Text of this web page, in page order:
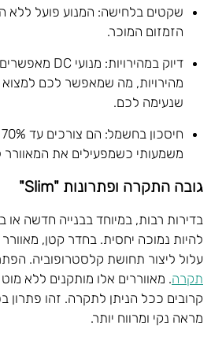
שקטים בלחישה: המנוע פועל ללא
הזמזום המוכר.
מהירויות, מה שמאפשר לכם
שנעימה לכם.
משמעותי כשמפעילים את
גובה התקרה ופתרונות "Slim"
בדירות רבות, במיוחד בבנייה חדשה
להיות נמוכה יחסית. בחדר קטן,
עלול ליצור תחושת קלסטרופוביה.
תקרה. מאווררים אלו מותקנים ללא
קרובים ככל הניתן לתקרה. זהו פתרון
מראה נקי ומרווח יותר.